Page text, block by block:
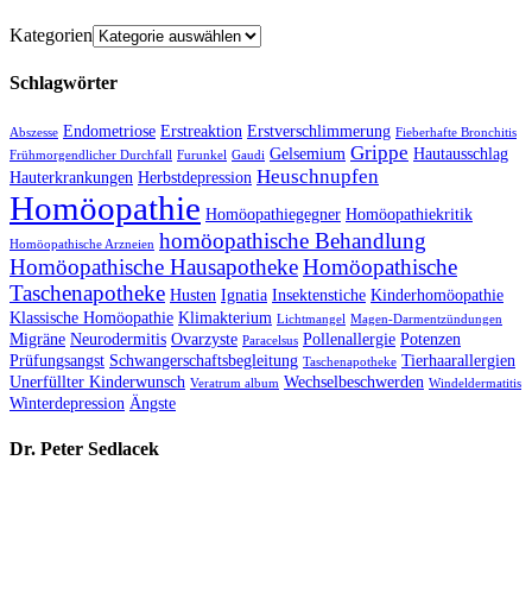
Kategorien
Schlagwörter
Abszesse Endometriose Erstreaktion Erstverschlimmerung Fieberhafte Bronchitis
Frühmorgendlicher Durchfall Furunkel Gaudi Gelsemium Grippe Hautausschlag
Hauterkrankungen Herbstdepression Heuschnupfen
Homöopathie Homöopathiegegner Homöopathiekritik
Homöopathische Arzneien homöopathische Behandlung
Homöopathische HausapothekeHomöopathische
Taschenapotheke Husten Ignatia Insektenstiche Kinderhomöopathie
Klassische Homöopathie Klimakterium Lichtmangel Magen-Darmentzündungen
Migräne Neurodermitis Ovarzyste Paracelsus Pollenallergie Potenzen
Prüfungsangst Schwangerschaftsbegleitung Taschenapotheke Tierhaarallergien
Unerfüllter Kinderwunsch Veratrum album Wechselbeschwerden Windeldermatitis
Winterdepression Ängste
Dr. Peter Sedlacek